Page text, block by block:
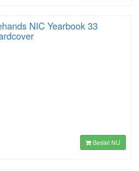
NIC Yearbook 33
Bestel NU